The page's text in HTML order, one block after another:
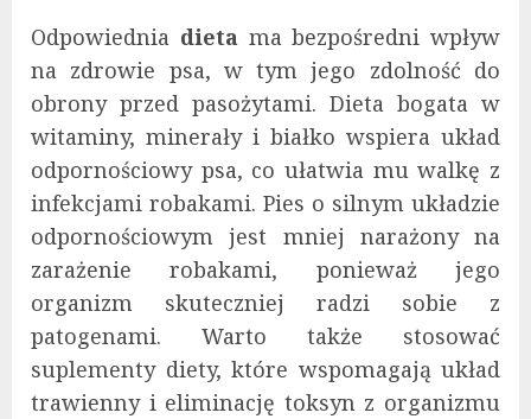
Odpowiednia dietama bezpośredni wpływ
na zdrowie psa, w tym jego zdolność do
obrony przed pasożytami. Dieta bogata w
witaminy, minerały i białko wspiera układ
odpornościowy psa, co ułatwia mu walkę z
infekcjami robakami. Pies o silnym układzie
odpornościowym jest mniej narażony na
zarażenie robakami, ponieważ jego
organizm skuteczniej radzi sobie z
patogenami. Warto także stosować
suplementy diety, które wspomagają układ
trawienny i eliminację toksyn z organizmu